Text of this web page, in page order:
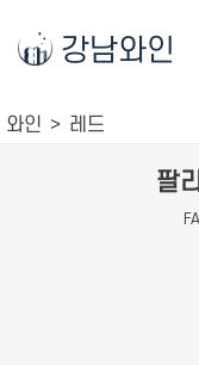
강남와인
와인 레드
팔